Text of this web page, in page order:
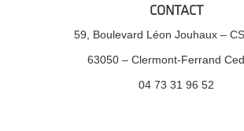
CONTACT
59, Boulevard Léon Jouhaux –
63050 – Clermont-Ferrand
04 73 31 96 52